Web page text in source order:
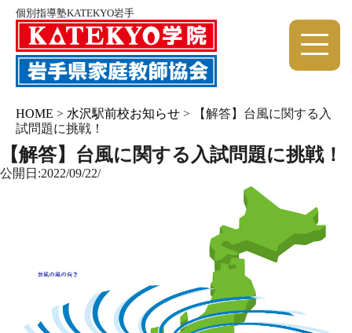
個別指導塾KATEKYO岩手
HOME > 水沢駅前校お知らせ >
【解答】台風に関する入
試問題に挑戦！
【解答】台風に関する入試問題に挑戦！
公開日:2022/09/22/